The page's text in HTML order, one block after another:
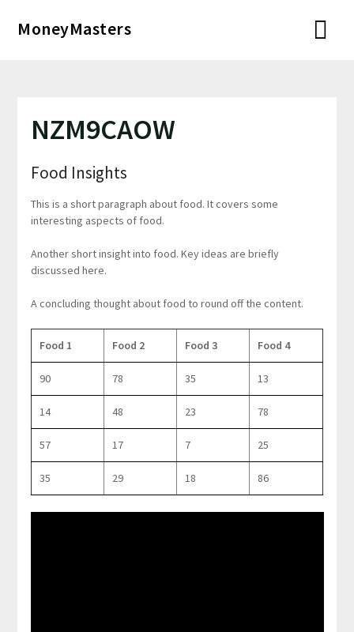
MoneyMasters
NZM9CAOW
Food Insights
This is a short paragraph about food. It covers some
interesting aspects of food.
Another short insight into food. Key ideas are briefly
discussed here.
A concluding thought about food to round off the content.
Food 1 Food 2 Food 3 Food 4
90 78 35 13
14 48 23 78
57 17 7 25
35 29 18 86